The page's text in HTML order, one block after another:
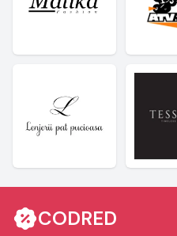
CODRED